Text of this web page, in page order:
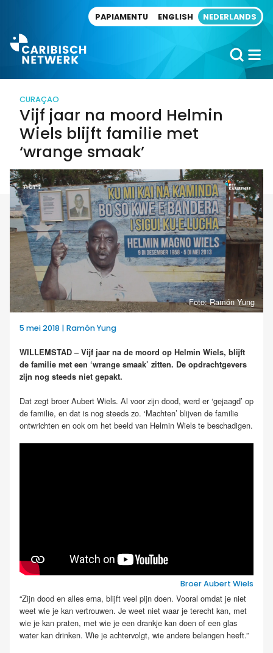
PAPIAMENTU ENGLISH NEDERLANDS
CURAÇAO
Vijf jaar na moord Helmin
Wiels blijft familie met
‘wrange smaak’
Foto: Ramón Yung
5 mei 2018 | Ramón Yung
WILLEMSTAD – Vijf jaar na de moord op Helmin Wiels, blijft
de familie met een ‘wrange smaak’ zitten. De opdrachtgevers
zijn nog steeds niet gepakt.
Dat zegt broer Aubert Wiels. Al voor zijn dood, werd er ‘gejaagd’ op
de familie, en dat is nog steeds zo. ‘Machten’ blijven de familie
ontwrichten en ook om het beeld van Helmin Wiels te beschadigen.
Broer Aubert Wiels
“Zijn dood en alles erna, blijft veel pijn doen. Vooral omdat je niet
weet wie je kan vertrouwen. Je weet niet waar je terecht kan, met
wie je kan praten, met wie je een drankje kan doen of een glas
water kan drinken. Wie je achtervolgt, wie andere belangen heeft.”